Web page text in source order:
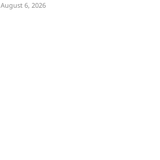
August 6, 2026